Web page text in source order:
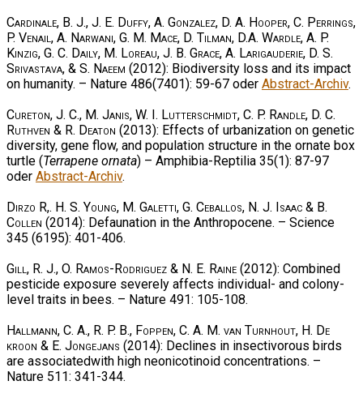
Cardinale, B. J., J. E. Duffy, A. Gonzalez, D. A. Hooper, C. Perrings,
P. Venail, A. Narwani, G. M. Mace, D. Tilman, D.A. Wardle, A. P.
Kinzig, G. C. Daily, M. Loreau, J. B. Grace, A. Larigauderie, D. S.
Srivastava, & S. Naeem (2012): Biodiversity loss and its impact
on humanity. – Nature 486(7401): 59-67 oder Abstract-Archiv.
Cureton, J. C., M. Janis, W. I. Lutterschmidt, C. P. Randle, D. C.
Ruthven & R. Deaton (2013): Effects of urbanization on genetic
diversity, gene flow, and population structure in the ornate box
turtle (Terrapene ornata) – Amphibia-Reptilia 35(1): 87-97
oder Abstract-Archiv.
Dirzo R,. H. S. Young, M. Galetti, G. Ceballos, N. J. Isaac & B.
Collen (2014): Defaunation in the Anthropocene. – Science
345 (6195): 401-406.
Gill, R. J., O. Ramos-Rodriguez & N. E. Raine (2012): Combined
pesticide exposure severely affects individual- and colony-
level traits in bees. – Nature 491: 105-108.
Hallmann, C. A., R. P. B., Foppen, C. A. M. van Turnhout, H. De
kroon & E. Jongejans (2014): Declines in insectivorous birds
are associatedwith high neonicotinoid concentrations. –
Nature 511: 341-344.